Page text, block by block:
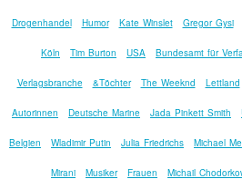
Drogenhandel Humor Kate Winslet Gregor Gysi
Köln Tim Burton USA Bundesamt für
Verlagsbranche &Töchter The Weeknd Lettland
Autorinnen Deutsche Marine Jada Pinkett Smith
Belgien Wladimir Putin Julia Friedrichs Michael
Mirani Musiker Frauen Michail